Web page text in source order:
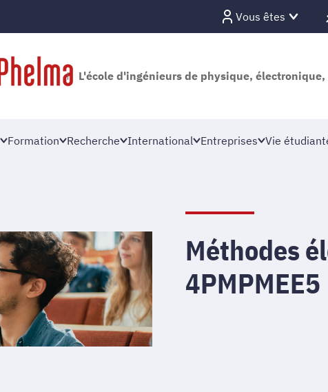
Vous êtes
L'école d'ingénieurs de physique,
Formation Recherche International Entreprises Vie
Méthodes
4PMPMEE5